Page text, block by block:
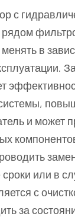
с
в
и может
или в
с
за